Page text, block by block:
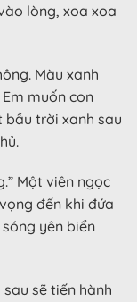
lòng, xoa xoa
Màu xanh
muốn con
bầu trời xanh sau
Một viên ngọc
đến khi đứa
yên biển
sẽ tiến hành